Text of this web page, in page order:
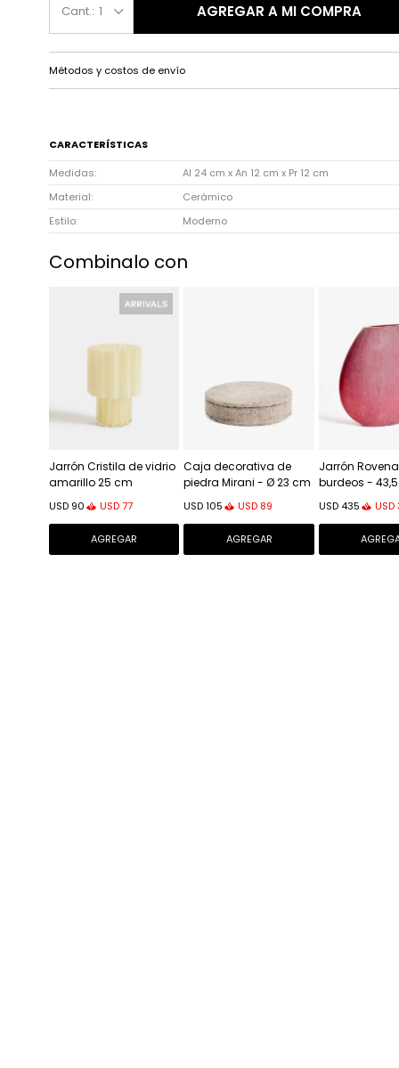
1 AGREGAR A MI COMPRA
Métodos y costos de envío
CARACTERÍSTICAS
Medidas
Al 24 cm x An 12 cm x Pr 12 cm
Material
Cerámico
Estilo
Moderno
Combinalo con
Jarrón Cristila de vidrio
amarillo 25 cm
USD 90 USD77
Caja decorativa de
piedra Mirani - Ø 23 cm
USD 105 USD 89
Jarrón
burdeos -
USD 435 USD